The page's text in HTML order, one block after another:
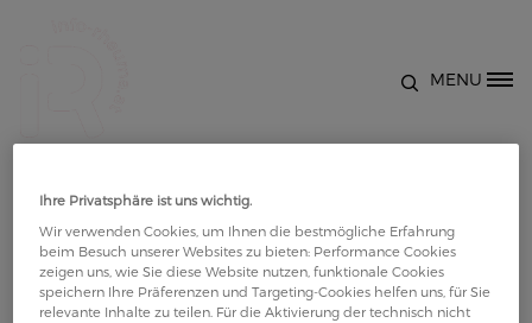
MENU
Wirbelsäule, Beinmuskulatur
- Übungen zur Kräftigung der
Muskulatur
Ihre Privatsphäre ist uns wichtig.
Wir verwenden Cookies, um Ihnen die bestmögliche Erfahrung
beim Besuch unserer Websites zu bieten: Performance Cookies
zeigen uns, wie Sie diese Website nutzen, funktionale Cookies
speichern Ihre Präferenzen und Targeting-Cookies helfen uns, für Sie
relevante Inhalte zu teilen. Für die Aktivierung der technisch nicht